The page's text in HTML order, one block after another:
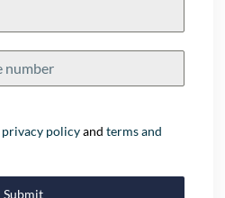
privacy policyandterms and
Submit